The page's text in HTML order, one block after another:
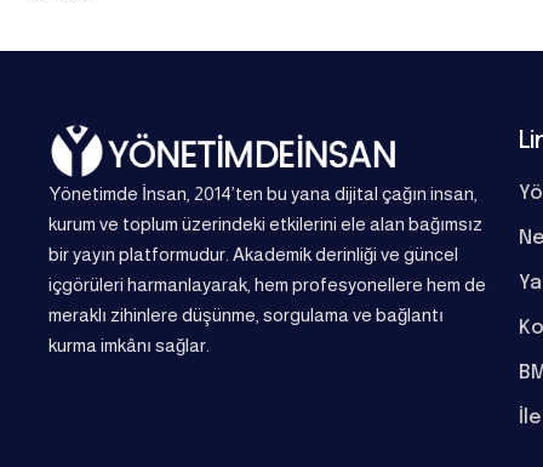
Yönetimde İnsan, 2014’ten bu yana dijital çağın insan,
kurum ve toplum üzerindeki etkilerini ele alan bağımsız
bir yayın platformudur. Akademik derinliği ve güncel
içgörüleri harmanlayarak, hem profesyonellere hem de
meraklı zihinlere düşünme, sorgulama ve bağlantı
kurma imkânı sağlar.